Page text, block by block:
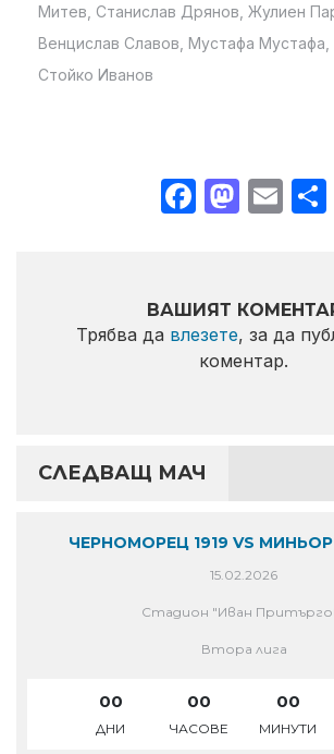
Митев, Станислав Дрянов, Жулиен
Венцислав Славов, Мустафа Мустафа,
Стойко Иванов
ВАШИЯТ
Трябва да влезете, за да
коментар.
СЛЕДВАЩ МАЧ
ЧЕРНОМОРЕЦ 1919 VS МИНЬОР
15.02.2026
Стадион "Иван
Втора лига
00
ДНИ
00
ЧАСОВЕ
00
МИНУТИ